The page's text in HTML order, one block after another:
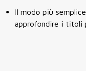
Il modo più
approfondire i titoli